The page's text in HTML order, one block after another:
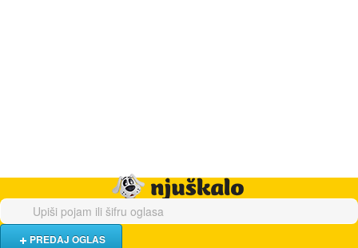
PREDAJ OGLAS